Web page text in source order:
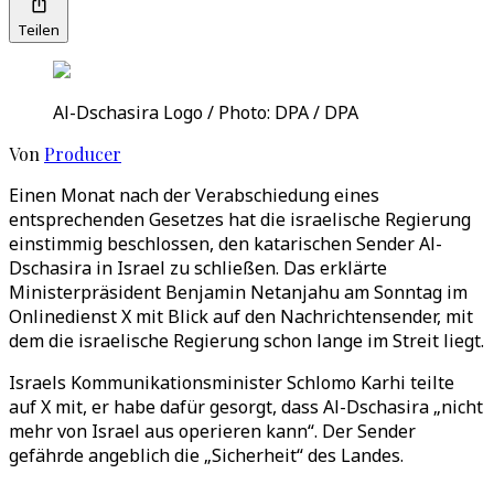
Teilen
Al-Dschasira Logo / Photo: DPA / DPA
Von Producer
Einen Monat nach der Verabschiedung eines
entsprechenden Gesetzes hat die israelische Regierung
einstimmig beschlossen, den katarischen Sender Al-
Dschasira in Israel zu schließen. Das erklärte
Ministerpräsident Benjamin Netanjahu am Sonntag im
Onlinedienst X mit Blick auf den Nachrichtensender, mit
dem die israelische Regierung schon lange im Streit liegt.
Israels Kommunikationsminister Schlomo Karhi teilte
auf X mit, er habe dafür gesorgt, dass Al-Dschasira „nicht
mehr von Israel aus operieren kann“. Der Sender
gefährde angeblich die „Sicherheit“ des Landes.